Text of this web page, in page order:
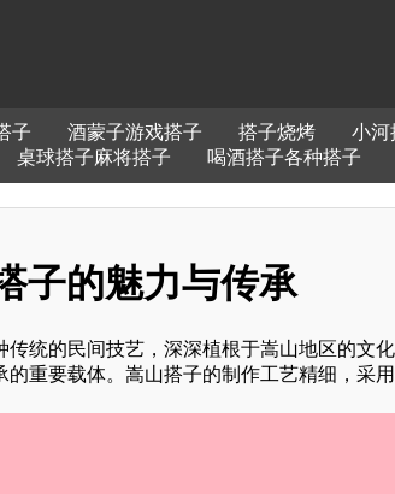
子 酒蒙子游戏搭子 搭子烧烤 小河
桌球搭子麻将搭子 喝酒搭子各种搭子
子的魅力与传承
传统的民间技艺，深深植根于嵩山地区的文
的重要载体。嵩山搭子的制作工艺精细，采